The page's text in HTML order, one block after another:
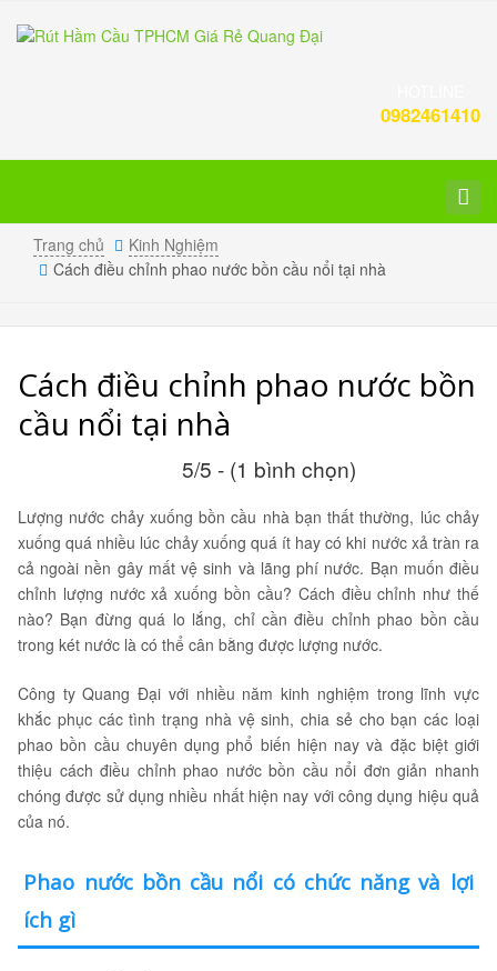
0982461410
Trang chủ
Kinh Nghiệm
Cách điều chỉnh phao nước bồn cầu nổi tại nhà
Cách điều chỉnh phao nước bồn
cầu nổi tại nhà
5/5 - (1 bình chọn)
Lượng nước chảy xuống bồn cầu nhà bạn thất thường, lúc chảy
xuống quá nhiều lúc chảy xuống quá ít hay có khi nước xả tràn ra
cả ngoài nền gây mất vệ sinh và lãng phí nước. Bạn muốn điều
chỉnh lượng nước xả xuống bồn cầu? Cách điều chỉnh như thế
nào? Bạn đừng quá lo lắng, chỉ cần điều chỉnh phao bồn cầu
trong két nước là có thể cân bằng được lượng nước.
Công ty Quang Đại với nhiều năm kinh nghiệm trong lĩnh vực
khắc phục các tình trạng nhà vệ sinh, chia sẻ cho bạn các loại
phao bồn cầu chuyên dụng phổ biến hiện nay và đặc biệt giới
thiệu cách điều chỉnh phao nước bồn cầu nổi đơn giản nhanh
chóng được sử dụng nhiều nhất hiện nay với công dụng hiệu quả
của nó.
Phao nước bồn cầu nổi có chức năng và lợi
ích gì